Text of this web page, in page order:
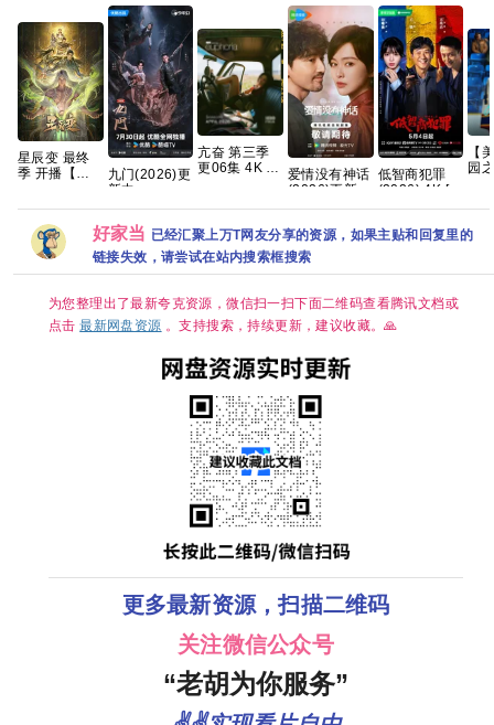
星辰变 最终
季 开播【更
九门(2026)更
新中
[4K+1080P.
国语中字网盘
资源][1GB集]
亢奋 第三季
更06集 4K 无
盘+】
爱情没有神话
(2026)更新中
4k+1080P国
源[0.9GB集]
低智商犯罪
(2026) 4K [中
国大陆] [剧情/
曦薇 王传君
【
园
校
字
克】
好家当 已经汇聚上万T网友分享的资源，如果主贴和回复里的
链接失效，请尝试在站内搜索框搜索
为您整理出了最新夸克资源，微信扫一扫下面二维码查看腾讯文档或
点击最新网盘资源 。支持搜索，持续更新，建议收藏。🙏
更多最新资源，扫描二维码
关注微信公众号
“老胡为你服务”